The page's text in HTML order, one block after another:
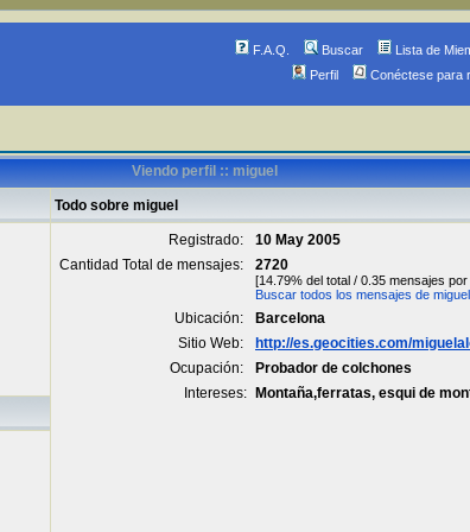
F.A.Q. Buscar
Lista de
Perfil
Conéctese para
Viendo perfil :: miguel
Todo sobre miguel
Registrado:
10 May 2005
Cantidad Total de mensajes:
2720
[14.79% del total / 0.35 mensajes
Buscar todos los mensajes de miguel
Ubicación:
Barcelona
Sitio Web:
http://es.geocities.com/
Ocupación:
Probador de colchones
Intereses:
Montaña,ferratas, esqui de